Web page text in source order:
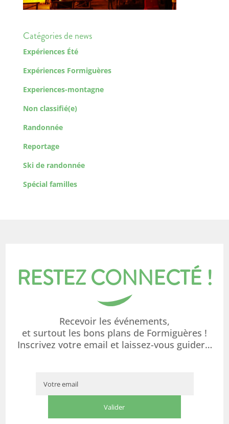
Catégories de news
Expériences Été
Expériences Formiguères
Experiences-montagne
Non classifié(e)
Randonnée
Reportage
Ski de randonnée
Spécial familles
RESTEZ CONNECTÉ !
Recevoir les événements,
et surtout les bons plans de Formiguères !
Inscrivez votre email et laissez-vous guider…